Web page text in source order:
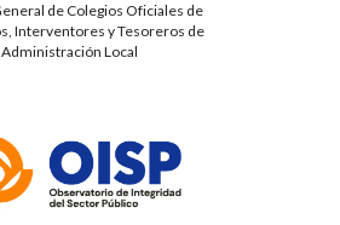
de Colegios Oficiales de
Interventores y Tesoreros de
Administración Local